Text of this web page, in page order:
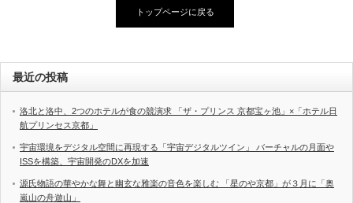
トップページに戻る
最近の投稿
洛北と洛中、2つのホテルが食の競演求 「ザ・プリンス 京都宝ヶ池」×「ホテル日
航プリンセス京都」
宇宙環境をデジタル空間に再現する「宇宙デジタルツイン」 バーチャルの月面や
ISSを構築、宇宙開発のDXを加速
源氏物語の華やかな舞と幽玄な雅楽の音色を楽しむ 「星のや京都」が３月に「奥
嵐山の舟遊山」